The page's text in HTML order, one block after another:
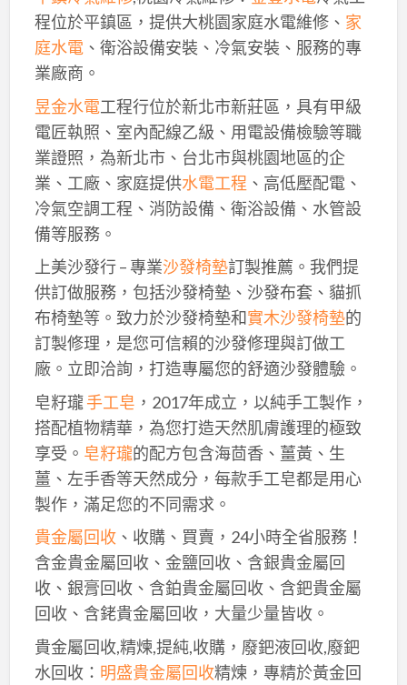
程位於平鎮區，提供大桃園家庭水電維修、 家
庭水電、衛浴設備安裝、冷氣安裝、服務的專
業廠商。
昱金水電工程行位於新北市新莊區，具有甲級
電匠執照、室內配線乙級、用電設備檢驗等職
業證照，為新北市、台北市與桃園地區的企
業、工廠、家庭提供水電工程 、高低壓配電、
冷氣空調工程、消防設備、衛浴設備、水管設
備等服務。
上美沙發行 – 專業沙發椅墊訂製推薦。我們提
供訂做服務，包括沙發椅墊、沙發布套、貓抓
布椅墊等。致力於沙發椅墊和實木沙發椅墊的
訂製修理，是您可信賴的沙發修理與訂做工
廠。立即洽詢，打造專屬您的舒適沙發體驗。
皂籽瓏手工皂 ，2017年成立，以純手工製作，
搭配植物精華，為您打造天然肌膚護理的極致
享受。 皂籽瓏的配方包含海茴香、薑黃、生
薑、左手香等天然成分，每款手工皂都是用心
製作，滿足您的不同需求。
貴金屬回收、收購、買賣，24小時全省服務！
含金貴金屬回收、金鹽回收、含銀貴金屬回
收、銀膏回收、含鉑貴金屬回收、含鈀貴金屬
回收、含銠貴金屬回收，大量少量皆收。
貴金屬回收,精煉,提純,收購，廢鈀液回收,廢鈀
水回收： 明盛貴金屬回收精煉，專精於黃金回